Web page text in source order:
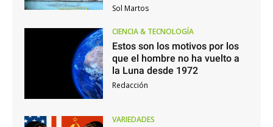
Sol Martos
CIENCIA & TECNOLOGÍA
Estos son los motivos por los
que el hombre no ha vuelto a
la Luna desde 1972
Redacción
VARIEDADES